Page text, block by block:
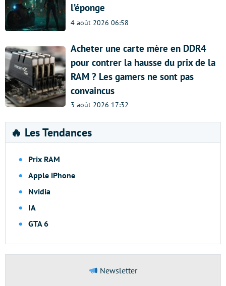
l’éponge
4 août 2026 06:58
Acheter une carte mère en DDR4
pour contrer la hausse du prix de la
RAM ? Les gamers ne sont pas
convaincus
3 août 2026 17:32
🔥 Les Tendances
Prix RAM
Apple iPhone
Nvidia
IA
GTA 6
Newsletter